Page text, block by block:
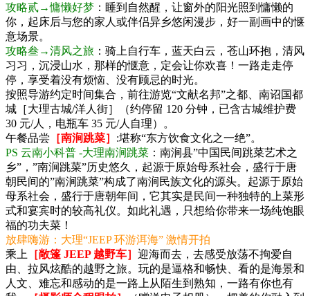
攻略贰→慵懒好梦 ：睡到自然醒，让窗外的阳光照到慵懒的
你，起床后与您的家人或伴侣异乡悠闲漫步，好一副画中的惬
意场景。
攻略叁→清风之旅 ：骑上自行车，蓝天白云，苍山环抱，清风
习习，沉浸山水，那样的惬意，定会让你欢喜！一路走走停
停，享受着没有烦恼、没有顾忌的时光。
按照导游约定时间集合，前往游览“文献名邦”之都、南诏国都
城［大理古城/洋人街］（约停留 120 分钟，已含古城维护费
30 元/人，电瓶车 35 元/人自理）。
午餐品尝 ［南涧跳菜］ :堪称“东方饮食文化之一绝”。
PS 云南小科普 -大理南涧跳菜 ：南涧县”中国民间跳菜艺术之
乡”，”南涧跳菜”历史悠久，起源于原始母系社会，盛行于唐
朝民间的”南涧跳菜”构成了南涧民族文化的源头。起源于原始
母系社会，盛行于唐朝年间，它其实是民间一种独特的上菜形
式和宴宾时的较高礼仪。如此礼遇，只想给你带来一场纯饱眼
福的功夫菜！
放肆嗨游：大理“JEEP 环游洱海” 激情开拍
乘上
［敞篷 JEEP 越野车］ 迎海而去，去感受放荡不拘爱自
由、拉风炫酷的越野之旅。玩的是逼格和畅快、看的是海景和
人文、难忘和感动的是一路上从陌生到熟知，一路有你也有